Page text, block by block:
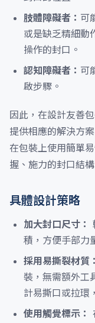
肢體障礙者： 可
或是缺乏精細動
操作的封口。
認知障礙者： 可
啟步驟。
因此，在設計友善
提供相應的解決方
在包裝上使用簡單
握、施力的封口結
具體設計策略
加大封口尺寸：
積，方便手部力
採用易撕裂材質：
裝，無需額外工
計易撕口或拉環
使用觸覺標示：